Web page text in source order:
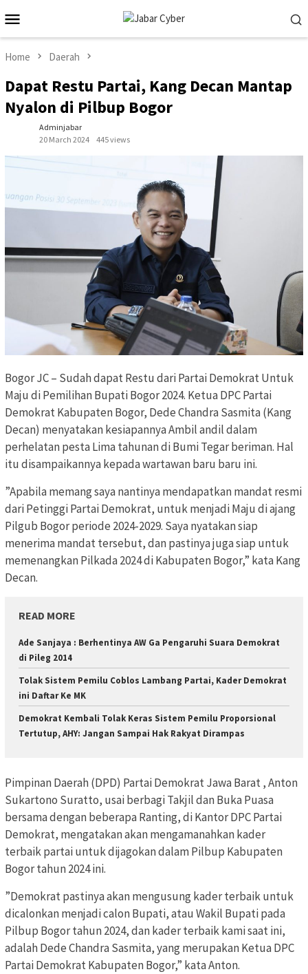
to
contentMenu
Home Daerah
Dapat Restu Partai, Kang Decan Mantap
Nyalon di Pilbup Bogor
Adminjabar
20 March 2024
445 views
Bogor JC – Sudah dapat Restu dari Partai Demokrat Untuk
Maju di Pemilihan Bupati Bogor 2024. Ketua DPC Partai
Demokrat Kabupaten Bogor, Dede Chandra Sasmita (Kang
Decan) menyatakan kesiapannya Ambil andil dalam
perhelatan pesta Lima tahunan di Bumi Tegar beriman. Hal
itu disampaikannya kepada wartawan baru baru ini.
”Apabila memang saya nantinya mendapatkan mandat resmi
dari Petinggi Partai Demokrat, untuk menjadi Maju di ajang
Pilgub Bogor periode 2024-2029. Saya nyatakan siap
menerima mandat tersebut, dan pastinya juga siap untuk
memenangkan Pilkada 2024 di Kabupaten Bogor,” kata Kang
Decan.
READ MORE
Ade Sanjaya : Berhentinya AW Ga Pengaruhi Suara Demokrat
di Pileg 2014
Tolak Sistem Pemilu Coblos Lambang Partai, Kader Demokrat
ini Daftar Ke MK
Demokrat Kembali Tolak Keras Sistem Pemilu Proporsional
Tertutup, AHY: Jangan Sampai Hak Rakyat Dirampas
Pimpinan Daerah (DPD) Partai Demokrat Jawa Barat , Anton
Sukartono Suratto, usai berbagi Takjil dan Buka Puasa
bersama dengan beberapa Ranting, di Kantor DPC Partai
Demokrat, mengatakan akan mengamanahkan kader
terbaik partai untuk dijagokan dalam Pilbup Kabupaten
Bogor tahun 2024 ini.
”Demokrat pastinya akan mengusung kader terbaik untuk
dicalonkan menjadi calon Bupati, atau Wakil Bupati pada
Pilbup Bogor tahun 2024, dan kader terbaik kami saat ini,
adalah Dede Chandra Sasmita, yang merupakan Ketua DPC
Partai Demokrat Kabupaten Bogor,” kata Anton.